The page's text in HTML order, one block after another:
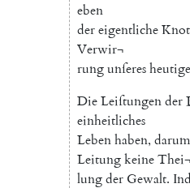
eben
dereigentliche
Verwir¬
rungunſeres
DieLeiſtungender
einheitliches
Lebenhaben, darum
LeitungkeineThei¬
lungder Gewalt.